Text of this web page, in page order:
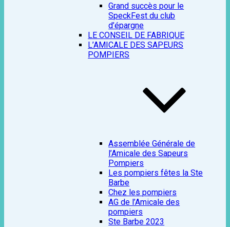
Grand succès pour le
SpeckFest du club
d’épargne
LE CONSEIL DE FABRIQUE
L’AMICALE DES SAPEURS
POMPIERS
Assemblée Générale de
l’Amicale des Sapeurs
Pompiers
Les pompiers fêtes la Ste
Barbe
Chez les pompiers
AG de l’Amicale des
pompiers
Ste Barbe 2023